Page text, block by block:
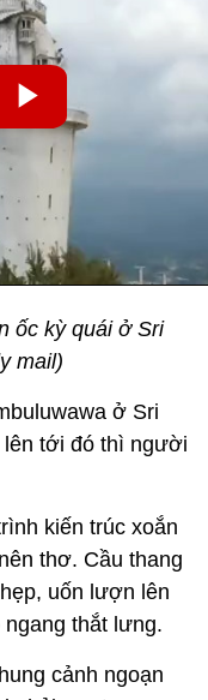
ốc kỳ quái ở Sri
mail)
ở Sri
tới đó thì người
kiến trúc xoắn
thơ. Cầu thang
uốn lượn lên
thắt lưng.
cảnh ngoạn